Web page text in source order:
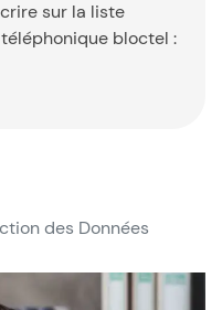
sur la liste
bloctel :
des Données